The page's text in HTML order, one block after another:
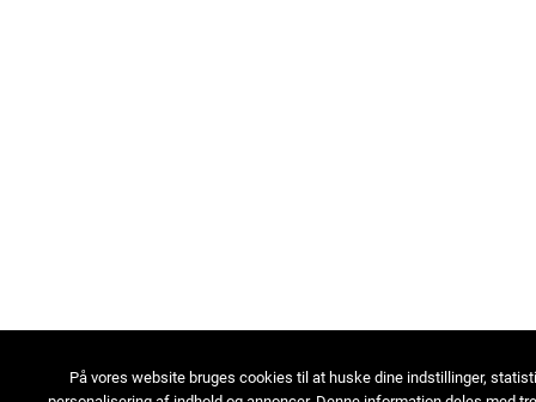
På vores website bruges cookies til at huske dine indstillinger,